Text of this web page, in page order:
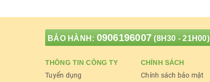
BẢO HÀNH: 0906196007 (8H30 - 21H00)
THÔNG TIN CÔNG TY
Tuyển dụng
CHÍNH SÁCH
Chính sách bảo mật